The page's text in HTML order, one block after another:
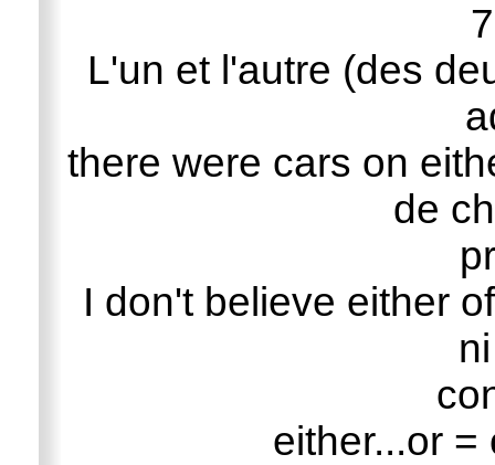
L'un et l'autre (des
there were cars on
de
I don't believe either
either...or =